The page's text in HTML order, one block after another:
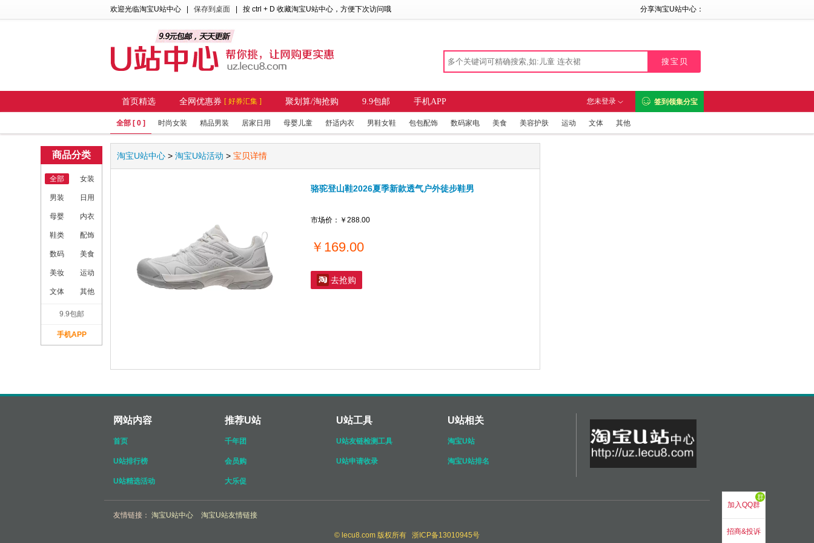
欢迎光临淘宝U站中心 保存到桌面 | 按 ctrl + D 收藏淘宝U站中心 ，方便下次访问哦 分享淘宝U站中心：
首页精选 全网优惠券 [ 好券汇集 ] 聚划算/淘抢购 9.9包邮 手机APP  签到领集分宝
您未登录 
全部 [ 0 ] 时尚女装 精品男装 居家日用 母婴儿童 舒适内衣 男鞋女鞋 包包配饰 数码家电 美食 美容护肤 运动 文体 其他
淘宝U站中心 > 淘宝U站活动 > 宝贝详情
骆驼登山鞋2026夏季新款透气户外徒步鞋男
市场价： ￥288.00
￥ 169.00
 去抢购
网站内容
首页
U站排行榜
U站精选活动
推荐U站
千年团
会员购
大乐促
U站工具
U站友链检测工具
U站申请收录
U站相关
淘宝U站
淘宝U站排名
友情链接： 淘宝U站中心 淘宝U站友情链接
© lecu8.com 版权所有 浙ICP备13010945号
加入QQ群
群
招商&投诉
商品分类
全部 女装
男装 日用
母婴 内衣
鞋类 配饰
数码 美食
美妆 运动
文体 其他
9.9包邮
手机APP